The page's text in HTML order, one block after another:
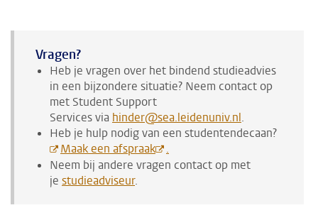
Vragen?
Heb je vragen over het bindend studieadvies
in een bijzondere situatie? Neem contact op
met Student Support
Servicesvia hinder@sea.leidenuniv.nl.
Heb je hulp nodig van een studentendecaan?
Maak een afspraak
.
Neem bij andere vragen contact op met
je studieadviseur.